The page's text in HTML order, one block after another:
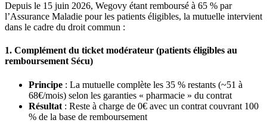
Depuis le 15 juin 2026, Wegovy étant remboursé à 65 % par
l’Assurance Maladie pour les patients éligibles, la mutuelle intervient
dans le cadre du droit commun :
1. Complément du ticket modérateur (patients éligibles au
remboursement Sécu)
Principe : La mutuelle complète les 35 % restants (~51 à
68€/mois) selon les garanties « pharmacie » du contrat
Résultat : Reste à charge de 0€ avec un contrat couvrant 100
% de la base de remboursement